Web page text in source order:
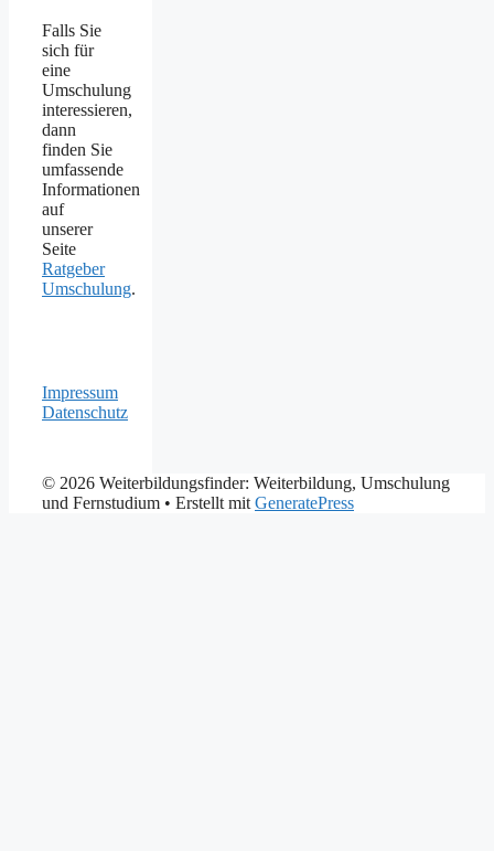
Falls Sie
sich für
eine
Umschulung
interessieren,
dann
finden Sie
umfassende
Informationen
auf
unserer
Seite
Ratgeber
Umschulung.
Impressum
Datenschutz
© 2026 Weiterbildungsfinder: Weiterbildung, Umschulung
und Fernstudium • Erstellt mit GeneratePress